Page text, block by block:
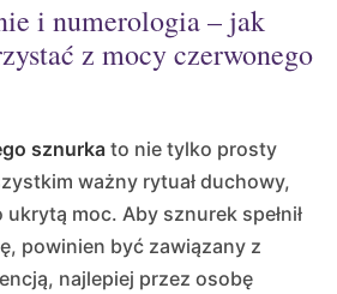
i numerologia – jak
z mocy czerwonego
sznurkato nie tylko prosty
ważny rytuał duchowy,
moc. Aby sznurek spełnił
powinien być zawiązany z
najlepiej przez osobę